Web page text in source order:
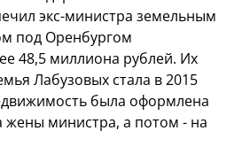
экс-министра земельным
под Оренбургом
48,5 миллиона рублей. Их
Лабузовых стала в 2015
была оформлена
жены министра, а потом - на